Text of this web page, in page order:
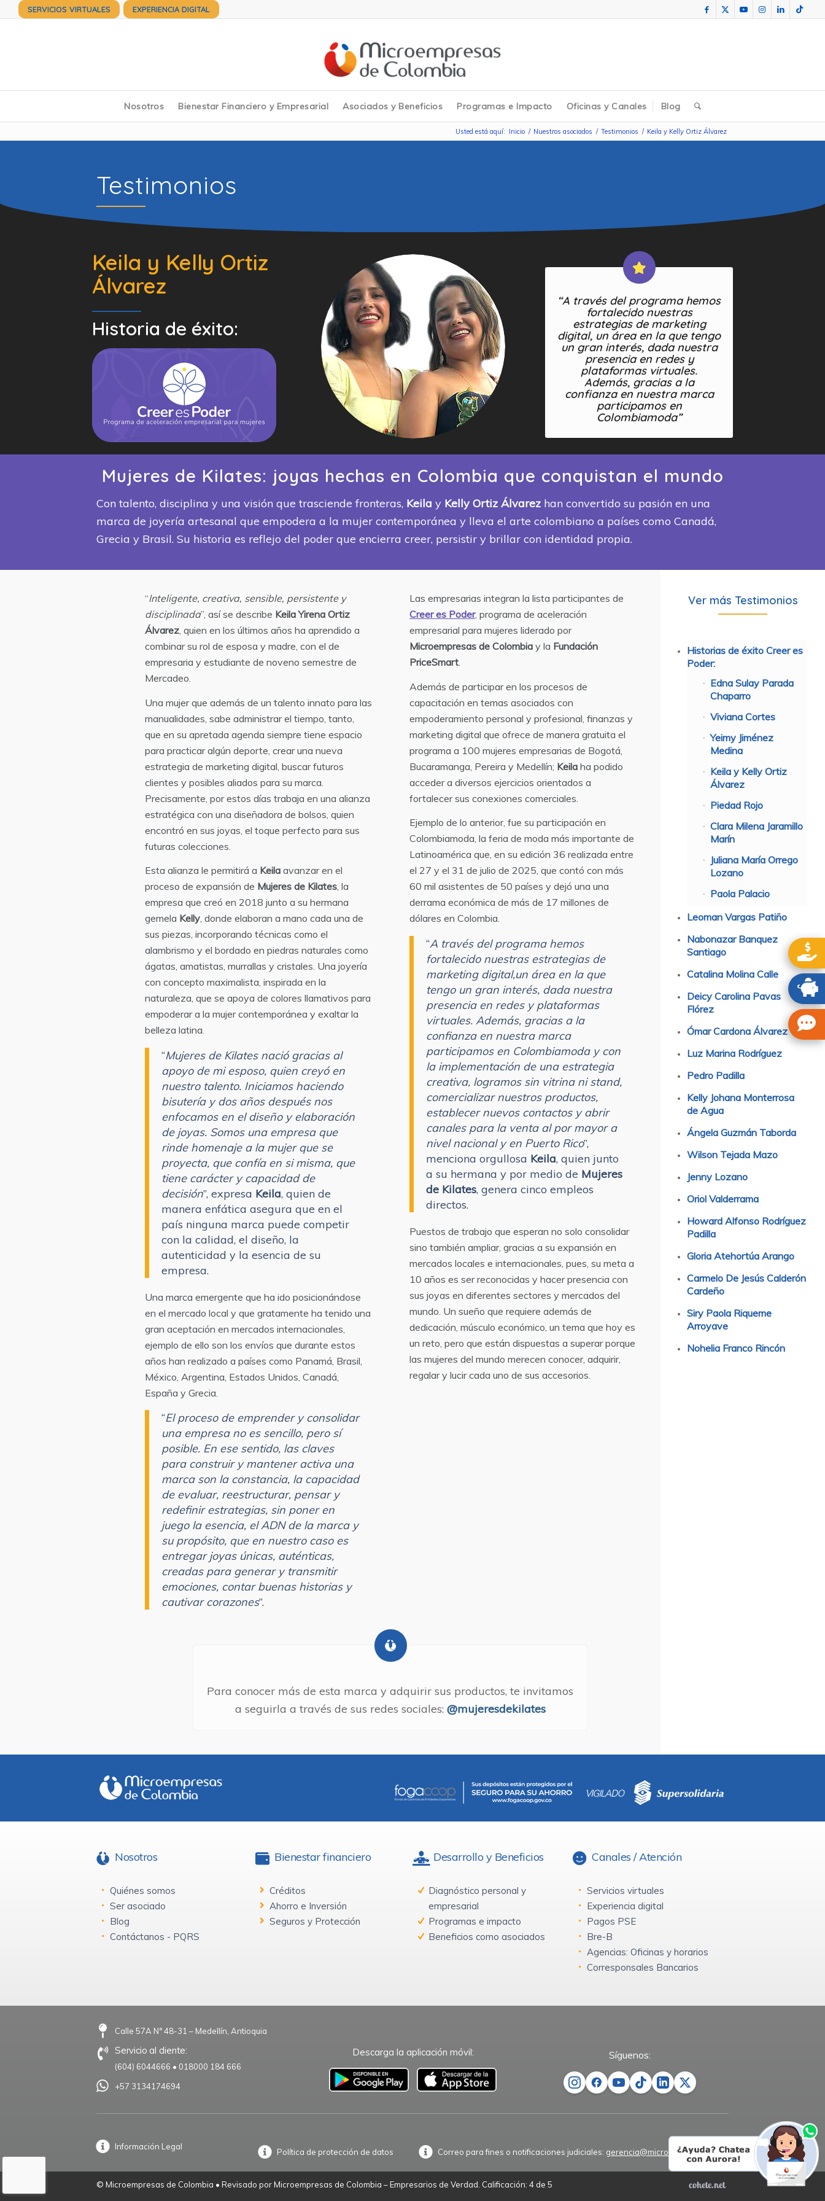
SERVICIOS VIRTUALES EXPERIENCIA DIGITAL
Nosotros Bienestar Financiero y Empresarial Asociados y Beneficios Programas e Impacto Oficinas y Canales Blog
Usted está aquí: Inicio / Nuestros asociados / Testimonios / Keila y Kelly Ortiz Álvarez
Testimonios
Keila y Kelly Ortiz
Álvarez
Historia de éxito:
“A través del programa hemos
fortalecido nuestras
estrategias de marketing
digital, un área en la que tengo
un gran interés, dada nuestra
presencia en redes y
plataformas virtuales.
Además, gracias a la
confianza en nuestra marca
participamos en
Colombiamoda”
Mujeres de Kilates: joyas hechas en Colombia que conquistan el mundo
Con talento, disciplina y una visión que trasciende fronteras, Keila y Kelly Ortiz Álvarez han convertido su pasión en una
marca de joyería artesanal que empodera a la mujer contemporánea y lleva el arte colombiano a países como Canadá,
Grecia y Brasil. Su historia es reflejo del poder que encierra creer, persistir y brillar con identidad propia.
“Inteligente, creativa, sensible, persistente y
disciplinada”, así se describe Keila Yirena Ortiz
Álvarez, quien en los últimos años ha aprendido a
combinar su rol de esposa y madre, con el de
empresaria y estudiante de noveno semestre de
Mercadeo.
Una mujer que además de un talento innato para las
manualidades, sabe administrar el tiempo, tanto,
que en su apretada agenda siempre tiene espacio
para practicar algún deporte, crear una nueva
estrategia de marketing digital, buscar futuros
clientes y posibles aliados para su marca.
Precisamente, por estos días trabaja en una alianza
estratégica con una diseñadora de bolsos, quien
encontró en sus joyas, el toque perfecto para sus
futuras colecciones.
Esta alianza le permitirá a Keila avanzar en el
proceso de expansión de Mujeres de Kilates, la
empresa que creó en 2018 junto a su hermana
gemela Kelly, donde elaboran a mano cada una de
sus piezas, incorporando técnicas como el
alambrismo y el bordado en piedras naturales como
ágatas, amatistas, murrallas y cristales. Una joyería
con concepto maximalista, inspirada en la
naturaleza, que se apoya de colores llamativos para
empoderar a la mujer contemporánea y exaltar la
belleza latina.
“Mujeres de Kilates nació gracias al
apoyo de mi esposo, quien creyó en
nuestro talento. Iniciamos haciendo
bisutería y dos años después nos
enfocamos en el diseño y elaboración
de joyas. Somos una empresa que
rinde homenaje a la mujer que se
proyecta, que confía en si misma, que
tiene carácter y capacidad de
decisión”, expresa Keila, quien de
manera enfática asegura que en el
país ninguna marca puede competir
con la calidad, el diseño, la
autenticidad y la esencia de su
empresa.
Una marca emergente que ha ido posicionándose
en el mercado local y que gratamente ha tenido una
gran aceptación en mercados internacionales,
ejemplo de ello son los envíos que durante estos
años han realizado a países como Panamá, Brasil,
México, Argentina, Estados Unidos, Canadá,
España y Grecia.
“El proceso de emprender y consolidar
una empresa no es sencillo, pero sí
posible. En ese sentido, las claves
para construir y mantener activa una
marca son la constancia, la capacidad
de evaluar, reestructurar, pensar y
redefinir estrategias, sin poner en
juego la esencia, el ADN de la marca y
su propósito, que en nuestro caso es
entregar joyas únicas, auténticas,
creadas para generar y transmitir
emociones, contar buenas historias y
cautivar corazones”.
Las empresarias integran la lista participantes de
Creer es Poder, programa de aceleración
empresarial para mujeres liderado por
Microempresas de Colombia y la Fundación
PriceSmart.
Además de participar en los procesos de
capacitación en temas asociados con
empoderamiento personal y profesional, finanzas y
marketing digital que ofrece de manera gratuita el
programa a 100 mujeres empresarias de Bogotá,
Bucaramanga, Pereira y Medellín; Keila ha podido
acceder a diversos ejercicios orientados a
fortalecer sus conexiones comerciales.
Ejemplo de lo anterior, fue su participación en
Colombiamoda, la feria de moda más importante de
Latinoamérica que, en su edición 36 realizada entre
el 27 y el 31 de julio de 2025, que contó con más
60 mil asistentes de 50 países y dejó una una
derrama económica de más de 17 millones de
dólares en Colombia.
“A través del programa hemos
fortalecido nuestras estrategias de
marketing digital,un área en la que
tengo un gran interés, dada nuestra
presencia en redes y plataformas
virtuales. Además, gracias a la
confianza en nuestra marca
participamos en Colombiamoda y con
la implementación de una estrategia
creativa, logramos sin vitrina ni stand,
comercializar nuestros productos,
establecer nuevos contactos y abrir
canales para la venta al por mayor a
nivel nacional y en Puerto Rico”,
menciona orgullosa Keila, quien junto
a su hermana y por medio de Mujeres
de Kilates, genera cinco empleos
directos.
Puestos de trabajo que esperan no solo consolidar
sino también ampliar, gracias a su expansión en
mercados locales e internacionales, pues, su meta a
10 años es ser reconocidas y hacer presencia con
sus joyas en diferentes sectores y mercados del
mundo. Un sueño que requiere además de
dedicación, músculo económico, un tema que hoy es
un reto, pero que están dispuestas a superar porque
las mujeres del mundo merecen conocer, adquirir,
regalar y lucir cada uno de sus accesorios.
Para conocer más de esta marca y adquirir sus productos, te invitamos
a seguirla a través de sus redes sociales: @mujeresdekilates
Ver más Testimonios
Historias de éxito Creer es
Poder:
Edna Sulay Parada
Chaparro
Viviana Cortes
Yeimy Jiménez
Medina
Keila y Kelly Ortiz
Álvarez
Piedad Rojo
Clara Milena Jaramillo
Marín
Juliana María Orrego
Lozano
Paola Palacio
Leoman Vargas Patiño
Nabonazar Banquez
Santiago
Catalina Molina Calle
Deicy Carolina Pavas
Flórez
Ómar Cardona Álvarez
Luz Marina Rodríguez
Pedro Padilla
Kelly Johana Monterrosa
de Agua
Ángela Guzmán Taborda
Wilson Tejada Mazo
Jenny Lozano
Oriol Valderrama
Howard Alfonso Rodríguez
Padilla
Gloria Atehortúa Arango
Carmelo De Jesús Calderón
Cardeño
Siry Paola Riqueme
Arroyave
Nohelia Franco Rincón
Nosotros
Quiénes somos
Ser asociado
Blog
Contáctanos - PQRS
Bienestar financiero
Créditos
Ahorro e Inversión
Seguros y Protección
Desarrollo y Beneficios
Diagnóstico personal y
empresarial
Programas e impacto
Beneficios como asociados
Canales / Atención
Servicios virtuales
Experiencia digital
Pagos PSE
Bre-B
Agencias: Oficinas y horarios
Corresponsales Bancarios
Calle 57A N° 48-31 – Medellín, Antioquia
Servicio al cliente:
(604) 6044666 • 018000 184 666
+57 3134174694
Descarga la aplicación móvil: Síguenos:
Información Legal
Política de protección de datos Correo para fines o notificaciones judiciales: gerencia@microempresas.co
© Microempresas de Colombia • Revisado por Microempresas de Colombia – Empresarios de Verdad. Calificación: 4 de 5